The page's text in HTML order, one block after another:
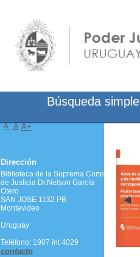
Búsqueda simple
A- A A+
Dirección
Biblioteca de la Suprema Corte
de Justicia Dr.Nelson García
Otero
SAN JOSE 1132 PB
Montevideo
Uruguay
Teléfono: 1907 int 4029
contacto